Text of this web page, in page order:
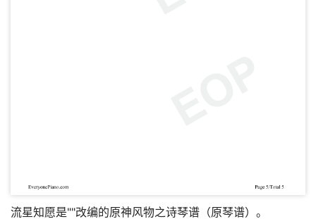
流星知愿是""改编的原神风物之诗琴谱（原琴谱）。